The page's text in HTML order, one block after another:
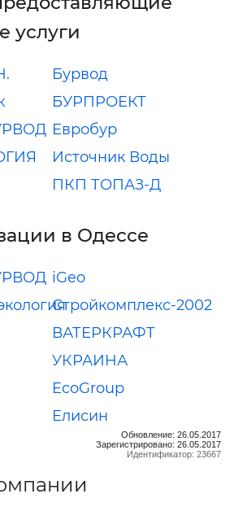
услуги
Бурвод
БУРПРОЕКТ
Евробур
Источник Воды
ПКП ТОПАЗ-Д
в Одессе
iGeo
Стройкомплекс-2002
ВАТЕРКРАФТ
УКРАИНА
EcoGroup
Елисин
Обновление: 26.05.2017
Зарегистрировано: 26.05.2017
Идентификатор: 23667